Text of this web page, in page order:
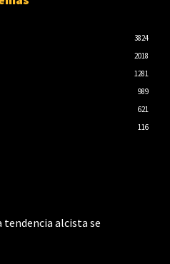
3824
2018
1281
989
621
116
tendencia alcista se